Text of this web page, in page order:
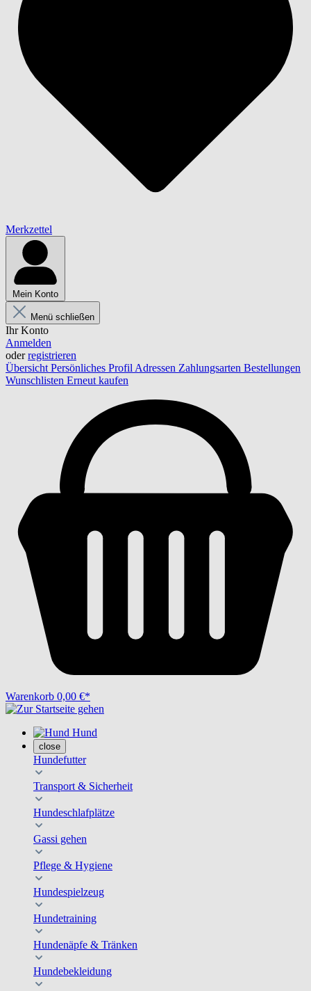
Merkzettel
Mein Konto
Menü schließen
Ihr Konto
Anmelden
oderregistrieren
Übersicht Persönliches Profil Adressen Zahlungsarten Bestellungen
Wunschlisten Erneut kaufen
Warenkorb 0,00 €*
Hund
close
Hundefutter
Transport & Sicherheit
Hundeschlafplätze
Gassi gehen
Pflege & Hygiene
Hundespielzeug
Hundetraining
Hundenäpfe & Tränken
Hundebekleidung